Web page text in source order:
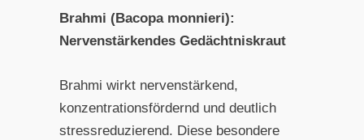
Brahmi (Bacopa monnieri):
Nervenstärkendes Gedächtniskraut
Brahmi wirkt nervenstärkend,
konzentrationsfördernd und deutlich
stressreduzierend. Diese besondere